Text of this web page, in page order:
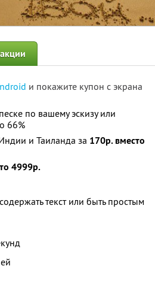
и покажите купон с экрана
по вашему эскизу или
66%
и Таиланда за 170р. вместо
4999р.
текст или быть простым